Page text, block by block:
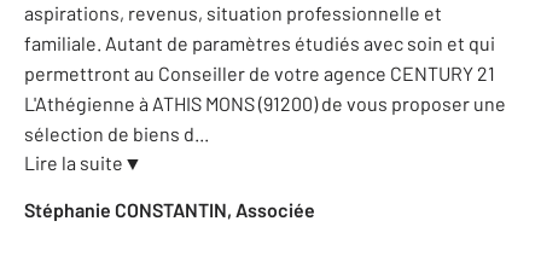
aspirations, revenus, situation professionnelle et
familiale. Autant de paramètres étudiés avec soin et qui
permettront au Conseiller de votre agence CENTURY 21
L'Athégienne à ATHIS MONS (91200) de vous proposer une
sélection de biens d...
Lire la suite ▼
Stéphanie CONSTANTIN, Associée